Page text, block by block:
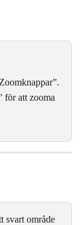
för att zooma
svart område